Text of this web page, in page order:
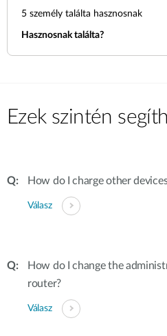
5 személy találta hasznosnak
Hasznosnak találta?
Ezek szintén
How do I charge other
Válasz
How do I change the
router?
Válasz